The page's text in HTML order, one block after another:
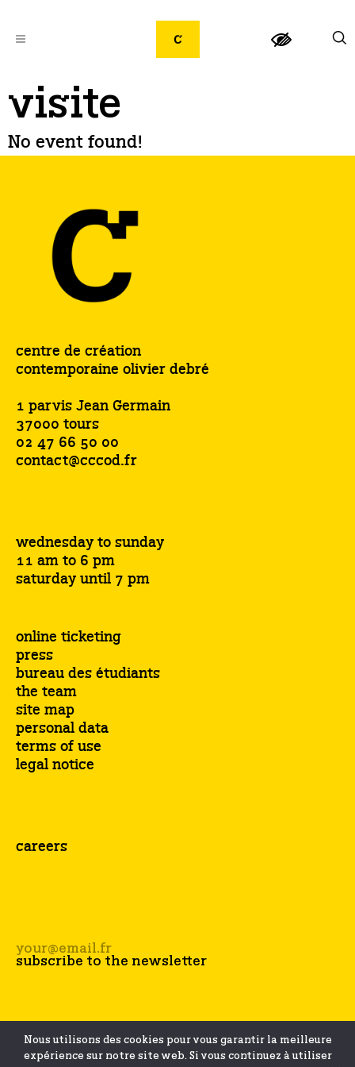
visite
No event found!
centre de création
contemporaine olivier debré
1 parvis Jean Germain
37000 tours
02 47 66 50 00
contact@cccod.fr
wednesday to sunday
11 am to 6 pm
saturday until 7 pm
online ticketing
press
bureau des étudiants
the team
site map
personal data
terms of use
legal notice
careers
Nous utilisons des cookies pour vous garantir la meilleure
expérience sur notre site web. Si vous continuez à utiliser